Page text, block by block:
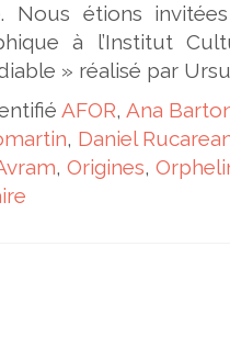
Nous étions
à l’Institut
» réalisé par
AFOR, Ana
, Daniel
, Origines,